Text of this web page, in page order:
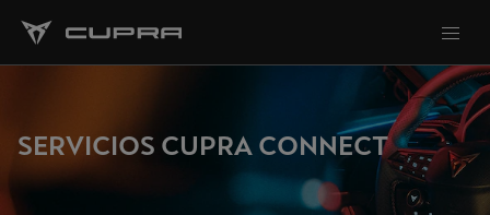
SERVICIOS CUPRA CONNECT